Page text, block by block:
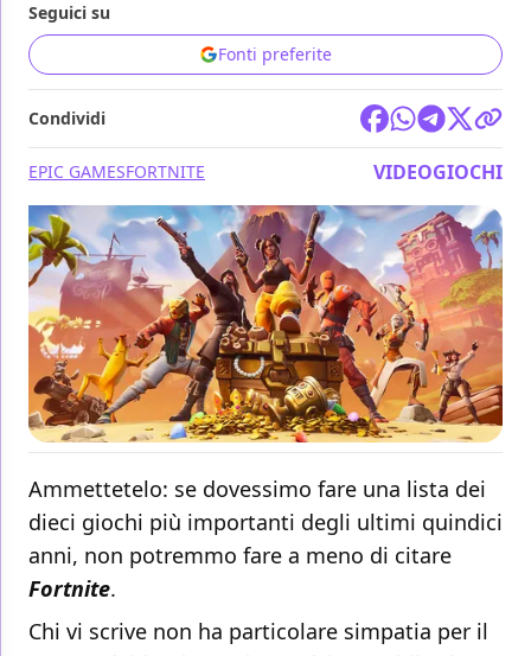
Seguici su
Fonti preferite
Condividi
EPIC GAMESFORTNITE VIDEOGIOCHI
Ammettetelo: se dovessimo fare una lista dei
dieci giochi più importanti degli ultimi quindici
anni, non potremmo fare a meno di citare
Fortnite.
Chi vi scrive non ha particolare simpatia per il